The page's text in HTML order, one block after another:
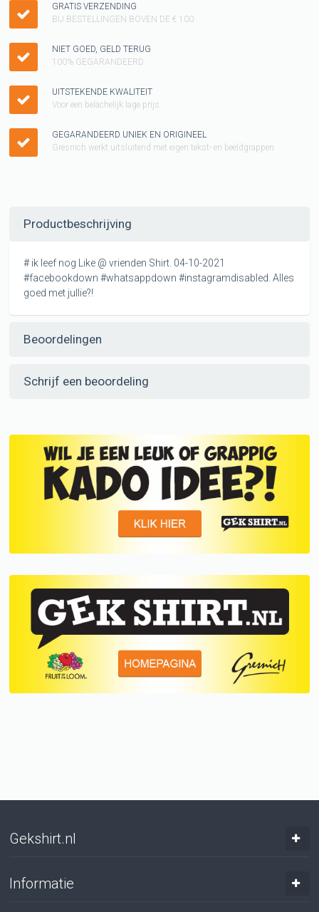
GRATIS VERZENDING
BIJ BESTELLINGEN BOVEN DE € 100
NIET GOED, GELD TERUG
100% GEGARANDEERD
UITSTEKENDE KWALITEIT
Voor een belachelijk lage prijs
GEGARANDEERD UNIEK EN ORIGINEEL
Gresnich werkt uitsluitend met eigen tekst- en beeldgrappen
Productbeschrijving
# ik leef nog Like @ vrienden Shirt. 04-10-2021
#facebookdown #whatsappdown #instagramdisabled. Alles
goed met jullie?!
Beoordelingen
Schrijf een beoordeling
Gekshirt.nl
Informatie